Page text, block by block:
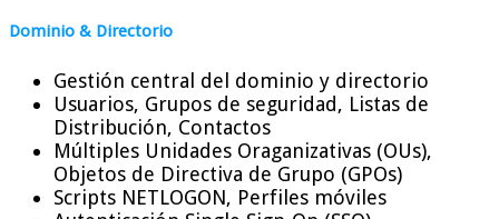
Dominio & Directorio
Gestión central del dominio y directorio
Usuarios, Grupos de seguridad, Listas de
Distribución, Contactos
Múltiples Unidades Oraganizativas (OUs),
Objetos de Directiva de Grupo (GPOs)
Scripts NETLOGON, Perfiles móviles